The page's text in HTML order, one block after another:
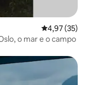
4,97 de uma
4,97 (35)
central para Oslo, o mar e o campo